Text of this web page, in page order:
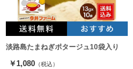
淡路島たまねぎポタージュ10袋入り
￥1,080 （税込）